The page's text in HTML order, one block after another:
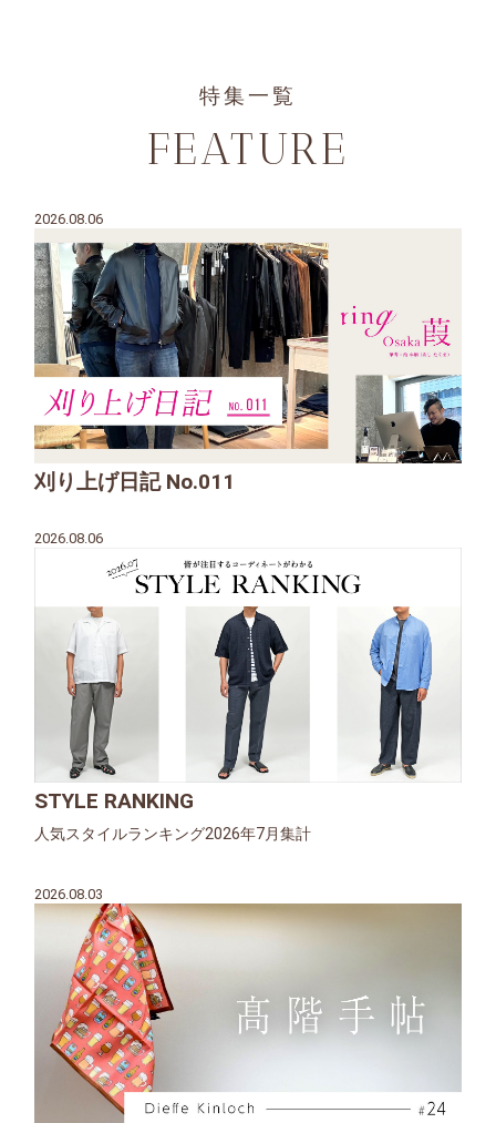
特集一覧
FEATURE
2026.08.06
刈り上げ日記 No.011
2026.08.06
STYLE RANKING
人気スタイルランキング2026年7月集計
2026.08.03